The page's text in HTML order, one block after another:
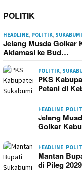
POLITIK
HEADLINE POLITIK
Jelang Musda Golkar
Aklamasi ke Bud…
POLITIK
PKS
Petani di
HEADLINE
Jelang
Golkar
HEADLINE
Mantan
di Pileg 2029